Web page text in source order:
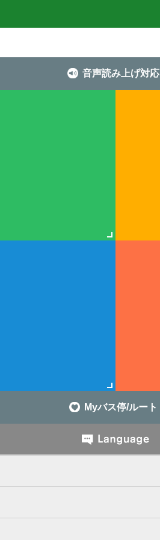
音声読み上げ対応
Myバス停/ルート